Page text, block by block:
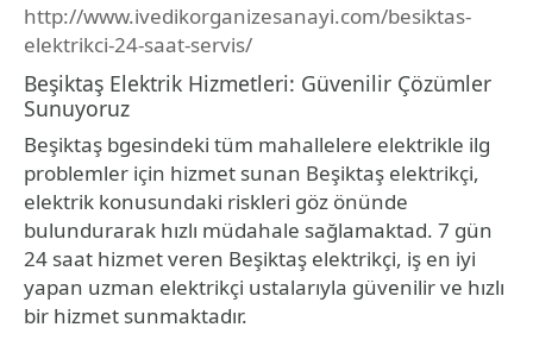
http://www.ivedikorganizesanayi.com/besiktas-
elektrikci-24-saat-servis/
Beşiktaş Elektrik Hizmetleri: Güvenilir Çözümler
Sunuyoruz
Beşiktaş bgesindeki tüm mahallelere elektrikle ilg
problemler için hizmet sunan Beşiktaş elektrikçi,
elektrik konusundaki riskleri göz önünde
bulundurarak hızlı müdahale sağlamaktad. 7 gün
24 saat hizmet veren Beşiktaş elektrikçi, iş en iyi
yapan uzman elektrikçi ustalarıyla güvenilir ve hızlı
bir hizmet sunmaktadır.